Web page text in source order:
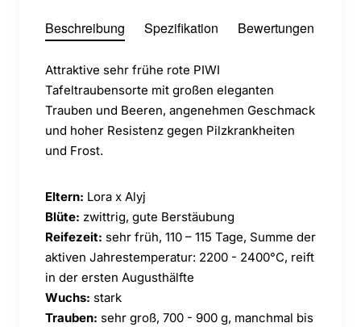
Beschreibung Spezifikation Bewertungen
Attraktive sehr frühe rote PIWI
Tafeltraubensorte mit großen eleganten
Trauben und Beeren, angenehmen Geschmack
und hoher Resistenz gegen Pilzkrankheiten
und Frost.
Eltern: Lora x Alyj
Blüte: zwittrig, gute Berstäubung
Reifezeit: sehr früh, 110 – 115 Tage, Summe der
aktiven Jahrestemperatur: 2200 - 2400°C, reift
in der ersten Augusthälfte
Wuchs: stark
Trauben: sehr groß, 700 - 900 g, manchmal bis